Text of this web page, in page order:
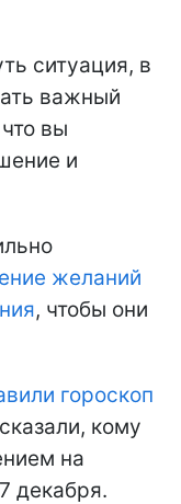
ситуация, в
важный
вы
и
желаний
, чтобы они
гороскоп
кому
на
декабря.